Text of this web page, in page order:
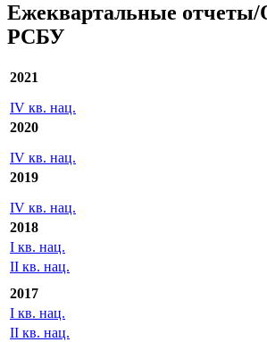
Ежеквартальные отчеты/
РСБУ
2021
IV кв. нац.
2020
IV кв. нац.
2019
IV кв. нац.
2018
I кв. нац.
II кв. нац.
2017
I кв. нац.
II кв. нац.